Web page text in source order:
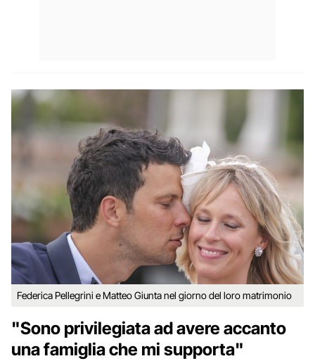
Federica Pellegrini e Matteo Giunta nel giorno del loro matrimonio
"Sono privilegiata ad avere accanto
una famiglia che mi supporta"